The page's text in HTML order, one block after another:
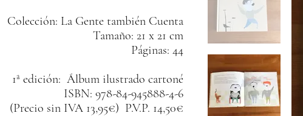
Colección: La Gente también Cuenta
Tamaño: 21 x 21 cm
Páginas: 44
1ª edición: Álbum ilustrado cartoné
ISBN: 978-84-945888-4-6
(Precio sin IVA 13,95€) P.V.P. 14,50€